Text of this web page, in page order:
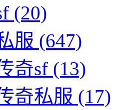
(20)
服 (647)
奇sf (13)
奇私服 (17)